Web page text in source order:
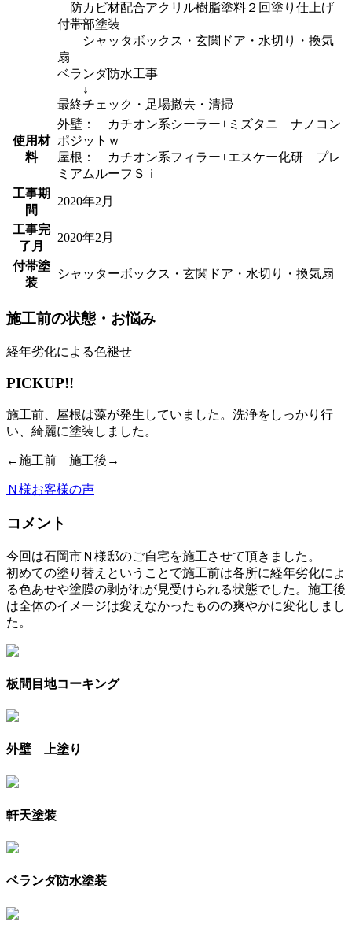
防カビ材配合アクリル樹脂塗料２回塗り仕上げ
付帯部塗装
シャッタボックス・玄関ドア・水切り・換気
扇
ベランダ防水工事
↓
最終チェック・足場撤去・清掃
使用材
料
外壁： カチオン系シーラー+ミズタニ ナノコン
ポジットｗ
屋根： カチオン系フィラー+エスケー化研 プレ
ミアムルーフＳｉ
工事期
間
2020年2月
工事完
了月
2020年2月
付帯塗
装
シャッターボックス・玄関ドア・水切り・換気扇
施工前の状態・お悩み
経年劣化による色褪せ
PICKUP!!
施工前、屋根は藻が発生していました。洗浄をしっかり行
い、綺麗に塗装しました。
←施工前 施工後→
Ｎ様お客様の声
コメント
今回は石岡市Ｎ様邸のご自宅を施工させて頂きました。
初めての塗り替えということで施工前は各所に経年劣化によ
る色あせや塗膜の剥がれが見受けられる状態でした。施工後
は全体のイメージは変えなかったものの爽やかに変化しまし
た。
板間目地コーキング
外壁 上塗り
軒天塗装
ベランダ防水塗装